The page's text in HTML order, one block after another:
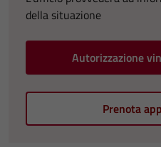
della situazione
Autorizzazione
Prenota